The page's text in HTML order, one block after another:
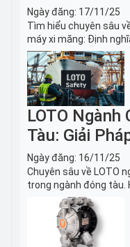
Ngày đăng: 17/11/25
Tìm hiểu chuyên sâu
máy xi măng: Định
và danh sách thiết bị
nung, máy nghiền an
LOTO Ngành
Tàu: Giải
Ngày đăng: 16/11/25
Chuyên sâu về LOTO
trong ngành đóng tàu.
chuẩn OSHA, thiết bị
đóng tàu toàn diện.